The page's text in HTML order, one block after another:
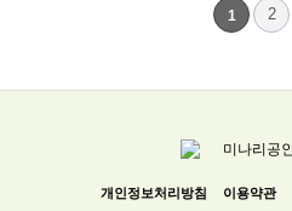
1 2
개인정보처리방침 이용약관